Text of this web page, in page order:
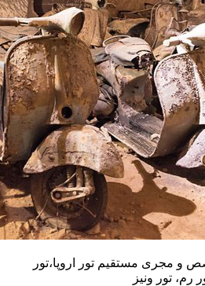
و مجری مستقیم تور اروپا،تور
رم، تور ونیز